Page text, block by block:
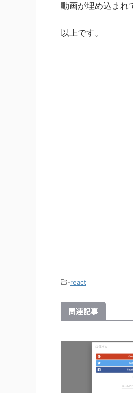
動画が埋め込まれ
以上です。
-react
関連記事